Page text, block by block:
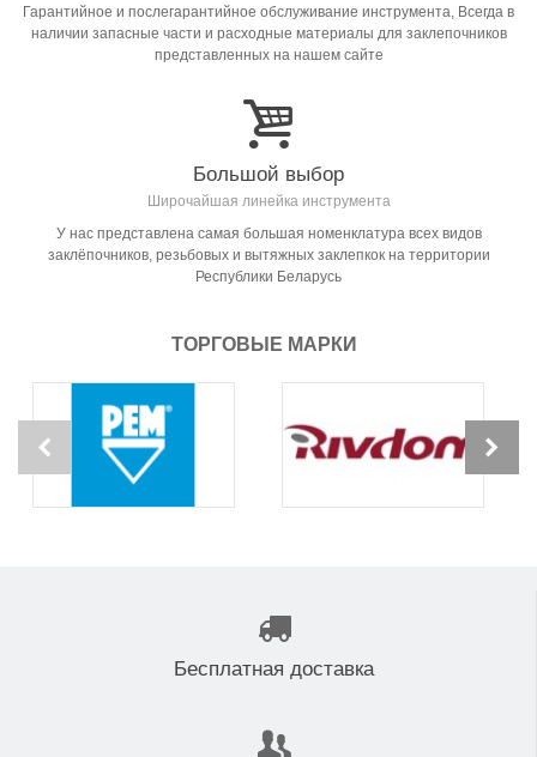
Гарантийное и послегарантийное обслуживание инструмента, Всегда в
наличии запасные части и расходные материалы для заклепочников
представленных на нашем сайте
Большой выбор
Широчайшая линейка инструмента
У нас представлена самая большая номенклатура всех видов
заклёпочников, резьбовых и вытяжных заклепкок на территории
Республики Беларусь
ТОРГОВЫЕ МАРКИ
Бесплатная доставка